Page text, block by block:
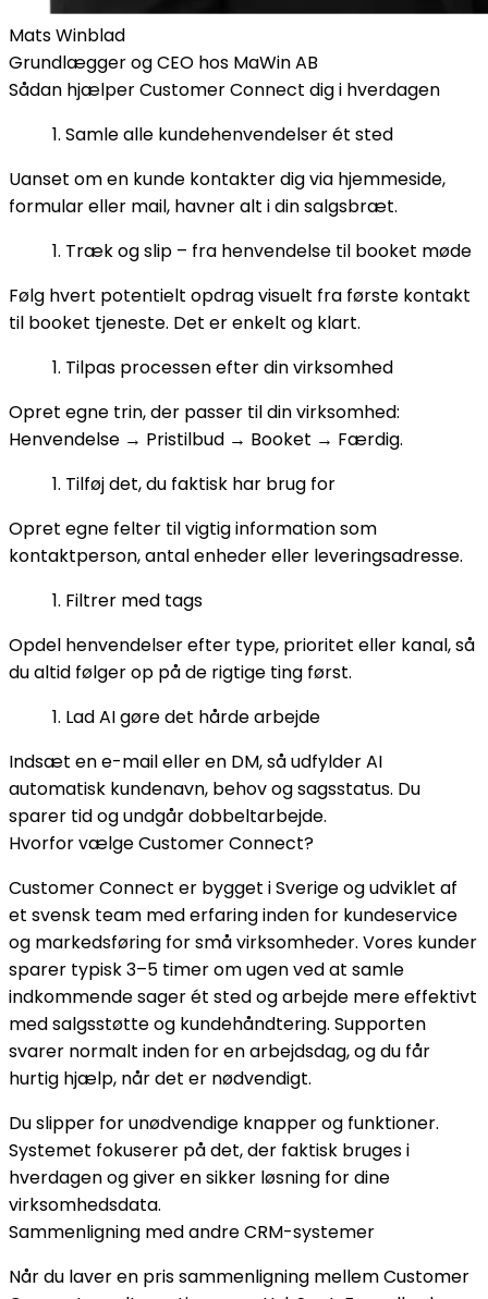
Mats Winblad
Grundlægger og CEO hos MaWin AB
Sådan hjælper Customer Connect dig i hverdagen
Samle alle kundehenvendelser ét sted
Uanset om en kunde kontakter dig via hjemmeside,
formular eller mail, havner alt i din salgsbræt.
Træk og slip – fra henvendelse til booket møde
Følg hvert potentielt opdrag visuelt fra første kontakt
til booket tjeneste. Det er enkelt og klart.
Tilpas processen efter din virksomhed
Opret egne trin, der passer til din virksomhed:
Henvendelse → Pristilbud → Booket → Færdig.
Tilføj det, du faktisk har brug for
Opret egne felter til vigtig information som
kontaktperson, antal enheder eller leveringsadresse.
Filtrer med tags
Opdel henvendelser efter type, prioritet eller kanal, så
du altid følger op på de rigtige ting først.
Lad AI gøre det hårde arbejde
Indsæt en e-mail eller en DM, så udfylder AI
automatisk kundenavn, behov og sagsstatus. Du
sparer tid og undgår dobbeltarbejde.
Hvorfor vælge Customer Connect?
Customer Connect er bygget i Sverige og udviklet af
et svensk team med erfaring inden for kundeservice
og markedsføring for små virksomheder. Vores kunder
sparer typisk 3–5 timer om ugen ved at samle
indkommende sager ét sted og arbejde mere effektivt
med salgsstøtte og kundehåndtering. Supporten
svarer normalt inden for en arbejdsdag, og du får
hurtig hjælp, når det er nødvendigt.
Du slipper for unødvendige knapper og funktioner.
Systemet fokuserer på det, der faktisk bruges i
hverdagen og giver en sikker løsning for dine
virksomhedsdata.
Sammenligning med andre CRM-systemer
Når du laver en pris sammenligning mellem Customer